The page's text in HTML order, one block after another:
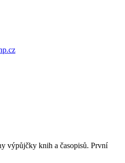
výpůjčky knih a časopisů. První